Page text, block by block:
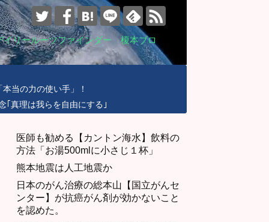
イリールーツファインダー 榎本ブロ
当の力の使い手」！
｢真理は我らを自由にする｣
医師も勧める【カントン海水】飲料の
方法「お湯500mlに小さじ１杯」
熊本地震は人工地震か
日本のがん治療の総本山【国立がんセ
ンター】が抗癌がん剤が効かないこと
を認めた。